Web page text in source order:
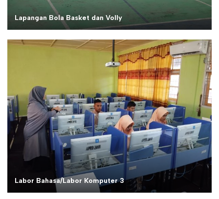
Lapangan Bola Basket dan Volly
Labor Bahasa/Labor Komputer 3